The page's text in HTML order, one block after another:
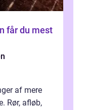
af mere
Rør, afløb,